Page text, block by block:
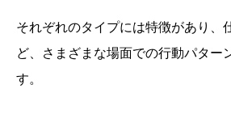
それぞれのタイプには特徴があり、
ど、さまざまな場面での行動パター
す。